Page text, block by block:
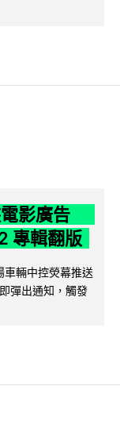
電影廣告
專輯翻版
車輛中控熒幕推送
彈出通知，觸發